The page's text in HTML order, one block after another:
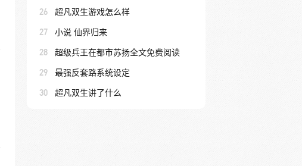
26 超凡双生游戏怎么样
27 小说 仙界归来
28 超级兵王在都市苏扬全文免费阅读
29 最强反套路系统设定
30 超凡双生讲了什么